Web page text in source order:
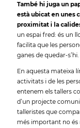
També hi juga un
està ubicat en unes
proximitat i la
un espai fred: és un
facilita que les
ganes de quedar-s’hi.
En aquesta mateixa
activitats i de les
entenem els tallers
d’un projecte
talleristes que
més important no és